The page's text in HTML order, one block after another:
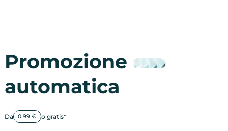
Promozione
automatica
Da 0.99 € o gratis*